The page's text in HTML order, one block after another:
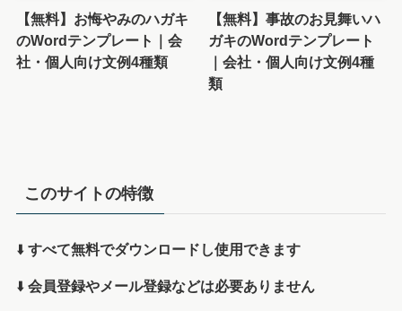
【無料】お悔やみのハガキ
のWordテンプレート｜会
社・個人向け文例4種類
【無料】事故のお見舞いハ
ガキのWordテンプレート
｜会社・個人向け文例4種
類
このサイトの特徴
⬇️ すべて無料でダウンロードし使用できます
⬇️ 会員登録やメール登録などは必要ありません